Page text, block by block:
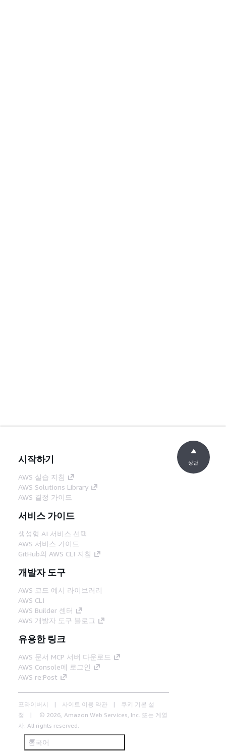
시작하기
AWS 실습 지침
AWS Solutions Library
AWS 결정 가이드
서비스 가이드
생성형 AI 서비스 선택
AWS 서비스 가이드
GitHub의 AWS CLI 지침
개발자 도구
AWS 코드 예시 라이브러리
AWS CLI
AWS Builder 센터
AWS 개발자 도구 블로그
유용한 링크
AWS 문서 MCP 서버 다운로드
AWS Console에 로그인
AWS re:Post
프라이버시 사이트 이용 약관
쿠키 기본 설
정
© 2026, Amazon Web Services, Inc. 또는 계열
사. All rights reserved.
한국어
상단